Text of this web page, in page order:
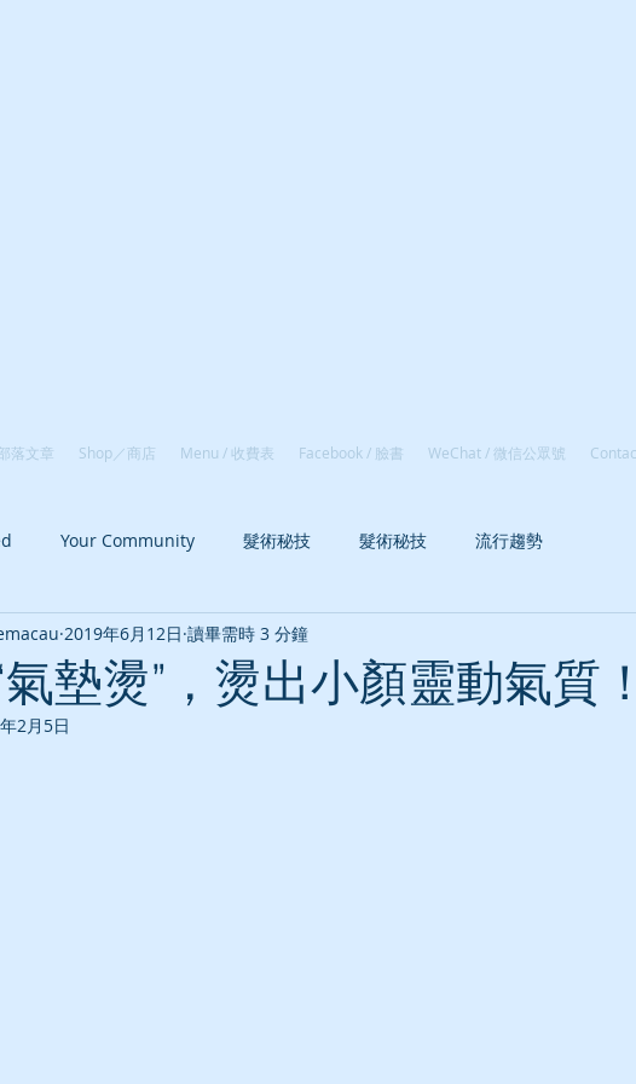
落文章 Shop／商店 Menu / 收費表 Facebook / 臉書 WeChat / 微信公眾號
Your Community 髮術秘技 髮術秘技 流行趨勢
氣墊燙”，燙出小顏靈動氣質
2019年6月12日 讀畢需時 3 分鐘
2月5日